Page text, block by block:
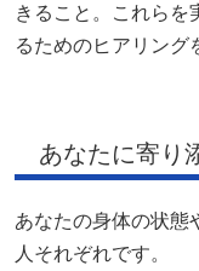
きること。これらを
るためのヒアリング
あなたに寄り
あなたの身体の状態
人それぞれです。